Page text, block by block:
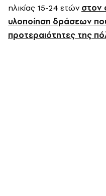
ηλικίας 15-24 ετών στον
υλοποίηση δράσεων
προτεραιότητες της